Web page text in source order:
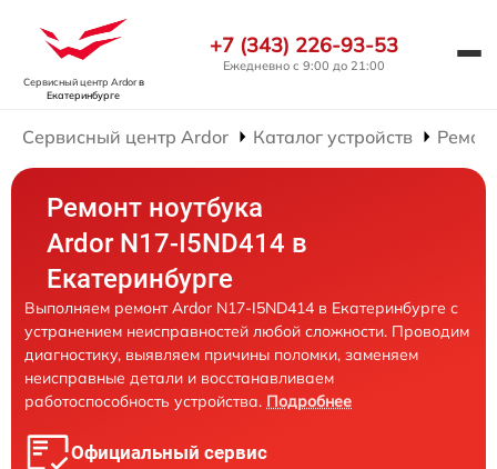
Сервисный центр Ardorв
Екатеринбурге
+7 (343) 226-93-53
Ежедневно с 9:00 до 21:00
Сервисный центр Ardor Каталог устройств
Ремонт ноутбука
Ardor N17-I5ND414 в
Екатеринбурге
Выполняем ремонт Ardor N17-I5ND414 в Екатеринбурге с
устранением неисправностей любой сложности. Проводим
диагностику, выявляем причины поломки, заменяем
неисправные детали и восстанавливаем
работоспособность устройства. Подробнее
Официальный сервис